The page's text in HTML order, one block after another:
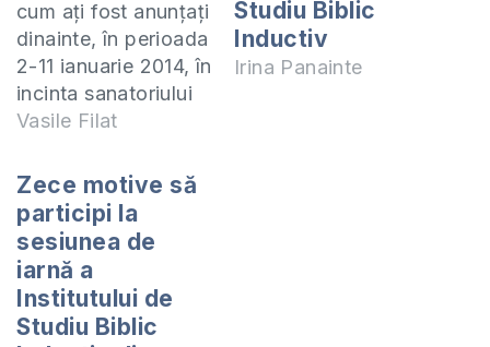
cum ați fost anunțați
dinainte, în perioada
2-11 ianuarie 2014, în
incinta sanatoriului
"Bucuria-Sind" din
Vodă se va
desfășura sesiunea
Institutului de Studiu
Biblic Inductiv din
Moldova. Vă rog să
veniți pregătiți
pentru sesiune și
Vasile Filat
Studiu Biblic
Inductiv
Irina Panainte
Zece motive să
participi la
sesiunea de
iarnă a
Institutului de
Studiu Biblic